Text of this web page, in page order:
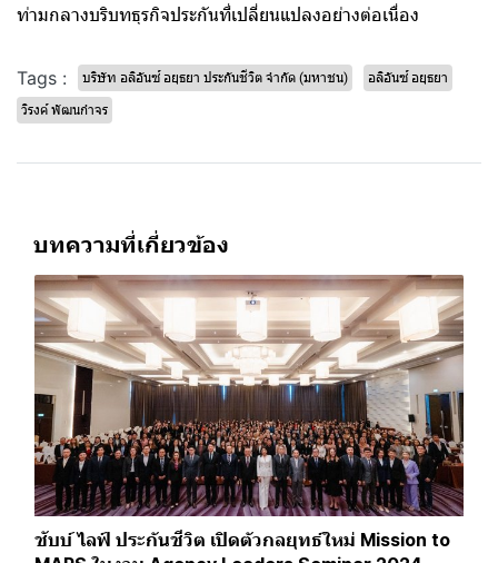
ท่ามกลางบริบทธุรกิจประกันที่เปลี่ยนแปลงอย่างต่อเนื่อง
Tags : บริษัท อลิอันซ์ อยุธยา ประกันชีวิต จำกัด (มหาชน) อลิอันซ์ อยุธยา
วิรงค์ พัฒนกำจร
บทความที่เกี่ยวข้อง
ชับบ์ ไลฟ์ ประกันชีวิต เปิดตัวกลยุทธ์ใหม่ Mission to